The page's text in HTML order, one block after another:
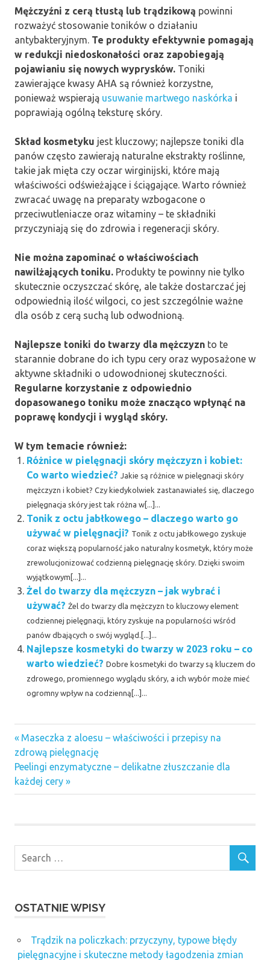
Mężczyźni z cerą tłustą lub trądzikową powinni
rozważyć stosowanie toników o działaniu
antybakteryjnym. Te produkty efektywnie pomagają
w redukcji niedoskonałości oraz zapobiegają
pojawianiu się nowych wyprysków. Toniki
zawierające kwasy AHA są również korzystne,
ponieważ wspierają usuwanie martwego naskórka i
poprawiają ogólną teksturę skóry.
Skład kosmetyku jest kluczowy; najlepsze toniki dla
panów często zawierają naturalne ekstrakty roślinne,
takie jak mięta czy oczar wirginijski, które mają
właściwości odświeżające i ściągające. Warto również
zwracać uwagę na preparaty wzbogacone o
przeciwutleniacze oraz witaminy – te składniki
przyczyniają się do zdrowia i regeneracji skóry.
Nie można zapominać o właściwościach
nawilżających toniku. Produkty te powinny nie tylko
skutecznie oczyszczać skórę, ale także dostarczać jej
odpowiednią ilość wilgoci, co jest szczególnie ważne
dla osób z cerą suchą lub odwodnioną.
Najlepsze toniki do twarzy dla mężczyzn to te
starannie dobrane do ich typu cery oraz wyposażone w
aktywne składniki o udowodnionej skuteczności.
Regularne korzystanie z odpowiednio
dopasowanego toniku może znacząco wpłynąć na
poprawę kondycji i wygląd skóry.
W tym temacie również:
Różnice w pielęgnacji skóry mężczyzn i kobiet:
Co warto wiedzieć? Jakie są różnice w pielęgnacji skóry
mężczyzn i kobiet? Czy kiedykolwiek zastanawiałeś się, dlaczego
pielęgnacja skóry jest tak różna w[...]...
Tonik z octu jabłkowego – dlaczego warto go
używać w pielęgnacji? Tonik z octu jabłkowego zyskuje
coraz większą popularność jako naturalny kosmetyk, który może
zrewolucjonizować codzienną pielęgnację skóry. Dzięki swoim
wyjątkowym[...]...
Żel do twarzy dla mężczyzn – jak wybrać i
używać? Żel do twarzy dla mężczyzn to kluczowy element
codziennej pielęgnacji, który zyskuje na popularności wśród
panów dbających o swój wygląd.[...]...
Najlepsze kosmetyki do twarzy w 2023 roku – co
warto wiedzieć? Dobre kosmetyki do twarzy są kluczem do
zdrowego, promiennego wyglądu skóry, a ich wybór może mieć
ogromny wpływ na codzienną[...]...
Nawigacja
wpisu
Previous
Post:
Maseczka z aloesu – właściwości i przepisy na
zdrową pielęgnację
Next
Post:
Peelingi enzymatyczne – delikatne złuszczanie dla
każdej cery
OSTATNIE WPISY
Trądzik na policzkach: przyczyny, typowe błędy
pielęgnacyjne i skuteczne metody łagodzenia zmian